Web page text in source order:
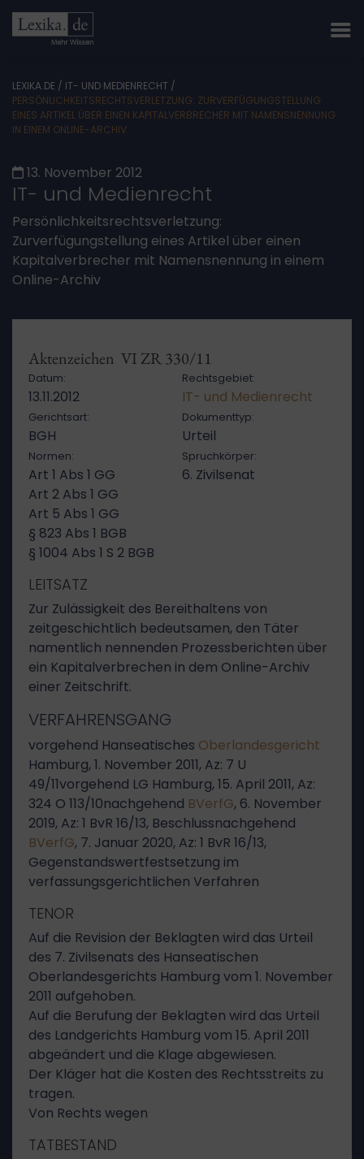
LEXIKA.DE / IT- UND MEDIENRECHT /
PERSÖNLICHKEITSRECHTSVERLETZUNG: ZURVERFÜGUNGSTELLUNG
EINES ARTIKEL ÜBER EINEN KAPITALVERBRECHER MIT NAMENSNENNUNG
IN EINEM ONLINE-ARCHIV
13. November 2012
IT- und Medienrecht
Persönlichkeitsrechtsverletzung:
Zurverfügungstellung eines Artikel über einen
Kapitalverbrecher mit Namensnennung in einem
Online-Archiv
Aktenzeichen VI ZR 330/11
Datum:
13.11.2012
Rechtsgebiet:
IT- und Medienrecht
Gerichtsart:
BGH
Dokumenttyp:
Urteil
Normen:
Art 1 Abs 1 GG
Art 2 Abs 1 GG
Art 5 Abs 1 GG
§ 823 Abs 1 BGB
§ 1004 Abs 1 S 2 BGB
Spruchkörper:
6. Zivilsenat
LEITSATZ
Zur Zulässigkeit des Bereithaltens von
zeitgeschichtlich bedeutsamen, den Täter
namentlich nennenden Prozessberichten über
ein Kapitalverbrechen in dem Online-Archiv
einer Zeitschrift.
VERFAHRENSGANG
vorgehend Hanseatisches Oberlandesgericht
Hamburg, 1. November 2011, Az: 7 U
49/11vorgehend LG Hamburg, 15. April 2011, Az:
324 O 113/10nachgehend BVerfG, 6. November
2019, Az: 1 BvR 16/13, Beschlussnachgehend
BVerfG, 7. Januar 2020, Az: 1 BvR 16/13,
Gegenstandswertfestsetzung im
verfassungsgerichtlichen Verfahren
TENOR
Auf die Revision der Beklagten wird das Urteil
des 7. Zivilsenats des Hanseatischen
Oberlandesgerichts Hamburg vom 1. November
2011 aufgehoben.
Auf die Berufung der Beklagten wird das Urteil
des Landgerichts Hamburg vom 15. April 2011
abgeändert und die Klage abgewiesen.
Der Kläger hat die Kosten des Rechtsstreits zu
tragen.
Von Rechts wegen
TATBESTAND